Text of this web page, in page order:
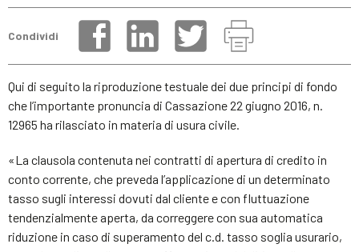
Condividi
Qui di seguito la riproduzione testuale dei due principi di fondo
che l’importante pronuncia di Cassazione 22 giugno 2016, n.
12965 ha rilasciato in materia di usura civile.
«La clausola contenuta nei contratti di apertura di credito in
conto corrente, che preveda l’applicazione di un determinato
tasso sugli interessi dovuti dal cliente e con fluttuazione
tendenzialmente aperta, da correggere con sua automatica
riduzione in caso di superamento del c.d. tasso soglia usurario,